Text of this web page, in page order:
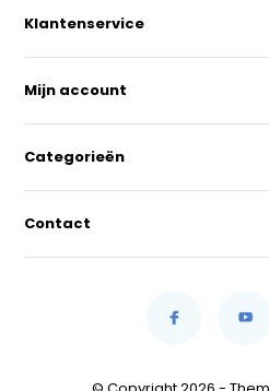
Klantenservice
Mijn account
Categorieën
Contact